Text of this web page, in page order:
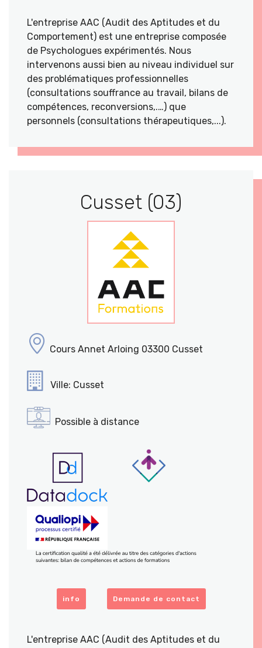
L'entreprise AAC (Audit des Aptitudes et du
Comportement) est une entreprise composée
de Psychologues expérimentés. Nous
intervenons aussi bien au niveau individuel sur
des problématiques professionnelles
(consultations souffrance au travail, bilans de
compétences, reconversions,.…) que
personnels (consultations thérapeutiques,...).
Cusset (03)
Cours Annet Arloing 03300 Cusset
Ville: Cusset
Possible à distance
info Demande de contact
L'entreprise AAC (Audit des Aptitudes et du